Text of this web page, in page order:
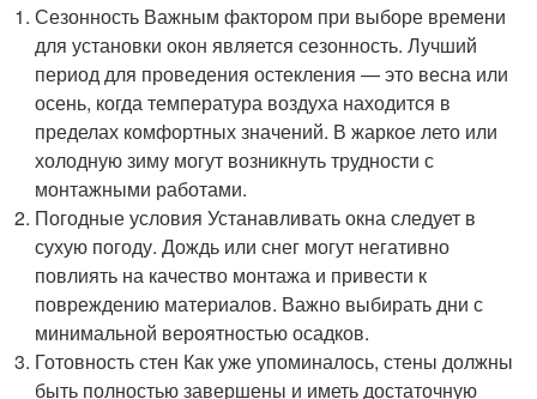
Сезонность Важным фактором при выборе времени
для установки окон является сезонность. Лучший
период для проведения остекления — это весна или
осень, когда температура воздуха находится в
пределах комфортных значений. В жаркое лето или
холодную зиму могут возникнуть трудности с
монтажными работами.
Погодные условия Устанавливать окна следует в
сухую погоду. Дождь или снег могут негативно
повлиять на качество монтажа и привести к
повреждению материалов. Важно выбирать дни с
минимальной вероятностью осадков.
Готовность стен Как уже упоминалось, стены должны
быть полностью завершены и иметь достаточную